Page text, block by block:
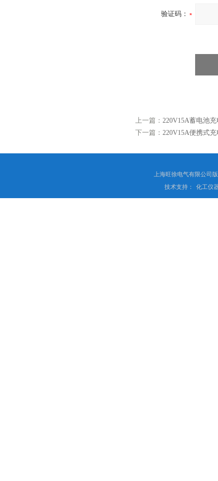
验证码：
上一篇： 220V15A蓄电池
下一篇： 220V15A便携式
上海旺徐电气有限公司
技术支持：
化工仪